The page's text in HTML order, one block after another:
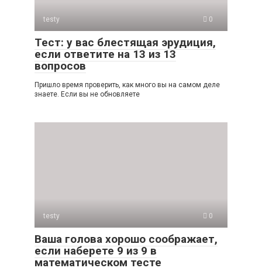
testy 0
Тест: у вас блестящая эрудиция,
если ответите на 13 из 13
вопросов
Пришло время проверить, как много вы на самом деле
знаете. Если вы не обновляете
testy 0
Ваша голова хорошо соображает,
если наберете 9 из 9 в
математическом тесте